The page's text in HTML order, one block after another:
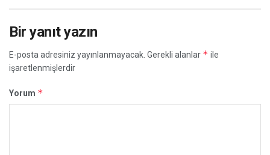
Bir yanıt yazın
E-posta adresiniz yayınlanmayacak. Gerekli alanlar * ile
işaretlenmişlerdir
Yorum *